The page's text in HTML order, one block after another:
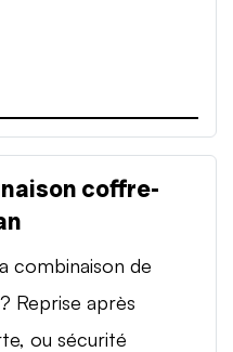
coffre-
combinaison de
Reprise après
ou sécurité